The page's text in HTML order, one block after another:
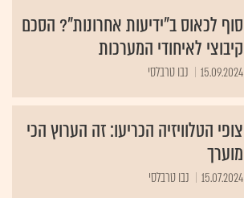
סוף לכאוס ב"ידיעות אחרונות"? הסכם
קיבוצי לאיחודי המערכות
15.09.2024 נבו טרבלסי
צופי הטלוויזיה הכריעו: זה הערוץ הכי
מוערך
15.07.2024 נבו טרבלסי